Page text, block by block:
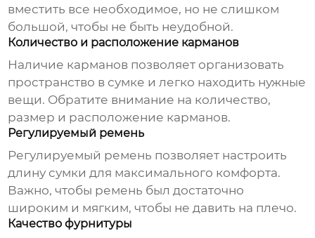
вместить все необходимое, но не слишком
большой, чтобы не быть неудобной.
Количество и расположение карманов
Наличие карманов позволяет организовать
пространство в сумке и легко находить нужные
вещи. Обратите внимание на количество,
размер и расположение карманов.
Регулируемый ремень
Регулируемый ремень позволяет настроить
длину сумки для максимального комфорта.
Важно, чтобы ремень был достаточно
широким и мягким, чтобы не давить на плечо.
Качество фурнитуры